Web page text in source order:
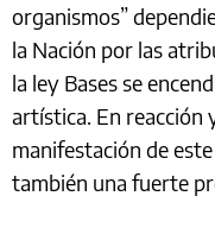
organismos”
la Nación por las
la ley Bases se
artística. En reacción
manifestación de
también una fuerte